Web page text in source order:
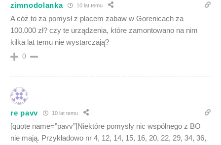
zimnodolanka 10 lat temu
A cóż to za pomysł z placem zabaw w Gorenicach za
100.000 zł? czy te urządzenia, które zamontowano na nim
kilka lat temu nie wystarczają?
0
re pavv 10 lat temu
[quote name=”pavv”]Niektóre pomysły nic wspólnego z BO
nie mają. Przykładowo nr 4, 12, 14, 15, 16, 20, 22, 29, 34, 36,